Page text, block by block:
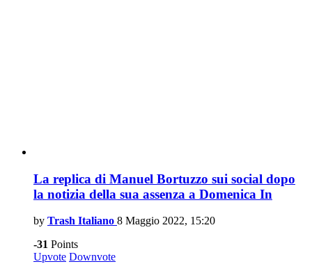
La replica di Manuel Bortuzzo sui social dopo
la notizia della sua assenza a Domenica In
by Trash Italiano 8 Maggio 2022, 15:20
-31 Points
Upvote Downvote